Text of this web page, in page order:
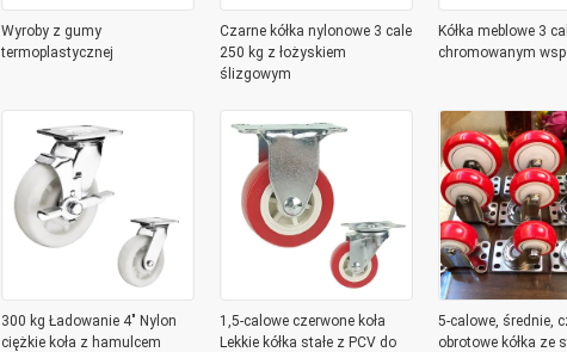
Wyroby z gumy
termoplastycznej
Czarne kółka nylonowe 3 cale
250 kg z łożyskiem
ślizgowym
Kółka meblowe 3
chromowanym
300 kg Ładowanie 4" Nylon
ciężkie koła z hamulcem
1,5-calowe czerwone koła
Lekkie kółka stałe z PCV do
5-calowe, średnie,
obrotowe kółka ze